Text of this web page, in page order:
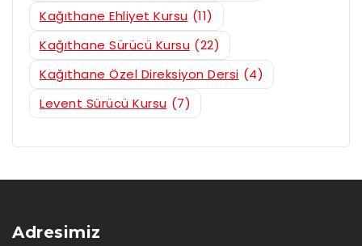
Kağıthane Ehliyet Kursu (11)
Kağıthane Sürücü Kursu (22)
Kağıthane Özel Direksiyon Dersi (4)
Levent Sürücü Kursu (7)
Adresimiz